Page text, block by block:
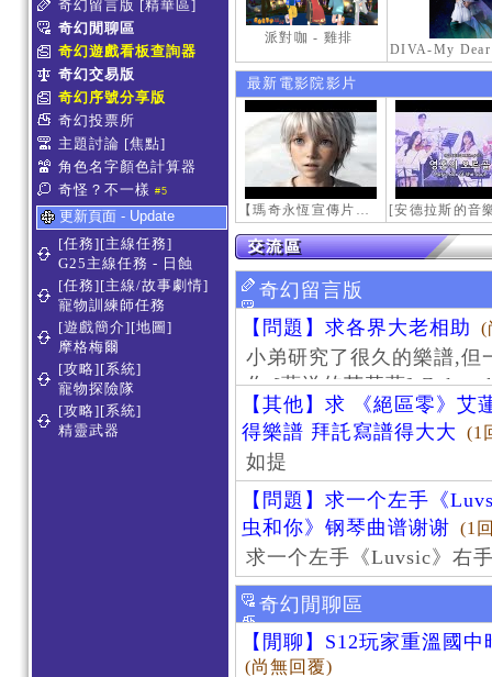
奇幻留言版 [精華區]
奇幻閒聊區
奇幻遊戲看板查詢器
奇幻交易版
奇幻序號分享版
奇幻投票所
主題討論 [焦點]
角色名字顏色計算器
奇怪？不一樣 #5
更新頁面 - Update
[任務][主線任務]
G25主線任務 - 日蝕
[任務][主線/故事劇情]
寵物訓練師任務
[遊戲簡介][地圖]
摩格梅爾
[攻略][系統]
寵物探險隊
[攻略][系統]
精靈武器
派對咖 - 雞排
最新電影院影片
【瑪奇永恆宣傳片】最初的感動
奇幻留言版
【問題】求各界大老相助
(
小弟研究了很久的樂譜,但
作 [葬送的芙莉蓮]-
【其他】求 《絕區零》艾
得樂譜 拜託寫譜得大大
(1
如提
【問題】求一个左手《
虫和你》钢琴曲谱谢谢 (1
求一个左手《Luvsic》右
奇幻閒聊區
【閒聊】S12玩家重溫國
(尚無回覆)